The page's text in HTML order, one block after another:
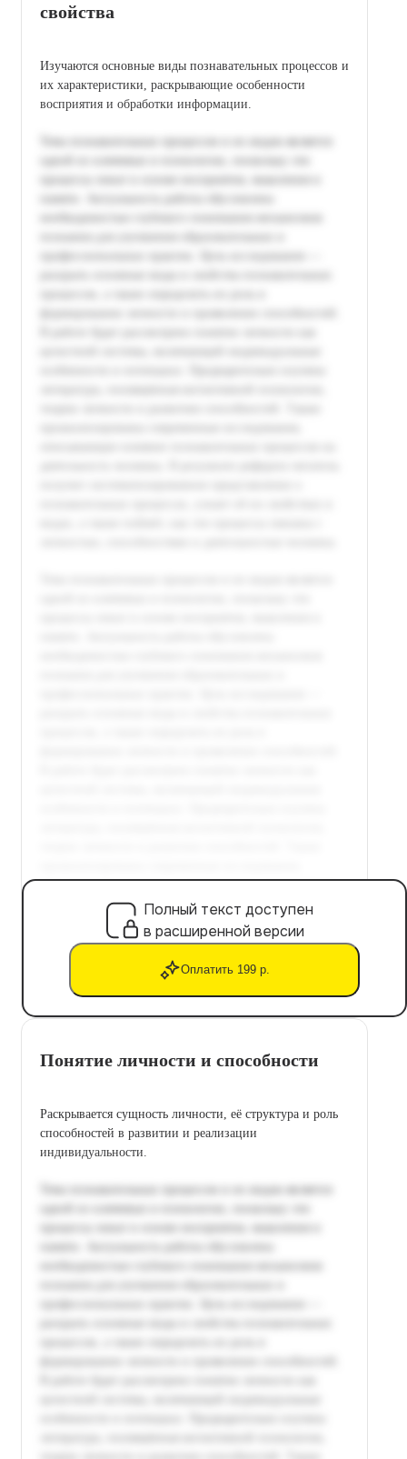
свойства
Изучаются основные виды познавательных процессов и
их характеристики, раскрывающие особенности
восприятия и обработки информации.
Полный текст доступен
в расширенной версии
Оплатить 199 р.
Понятие личности и способности
Раскрывается сущность личности, её структура и роль
способностей в развитии и реализации
индивидуальности.